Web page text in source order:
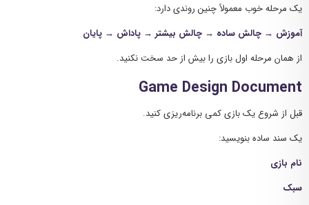
یک مرحله خوب معمولاً چنین روندی دارد:
آموزش → چالش ساده → چالش بیشتر → پاداش → پایان
از همان مرحله اول بازی را بیش از حد سخت نکنید.
Game Design Document
قبل از شروع یک بازی کمی برنامه‌ریزی کنید.
یک سند ساده بنویسید:
نام بازی
سبک